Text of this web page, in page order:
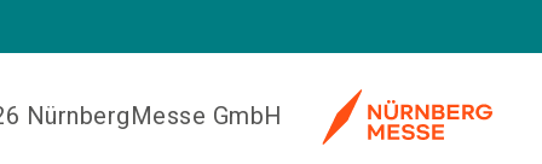
NürnbergMesse GmbH